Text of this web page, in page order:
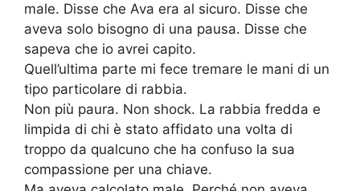
male. Disse che Ava era al sicuro. Disse che
aveva solo bisogno di una pausa. Disse che
sapeva che io avrei capito.
Quell’ultima parte mi fece tremare le mani di un
tipo particolare di rabbia.
Non più paura. Non shock. La rabbia fredda e
limpida di chi è stato affidato una volta di
troppo da qualcuno che ha confuso la sua
compassione per una chiave.